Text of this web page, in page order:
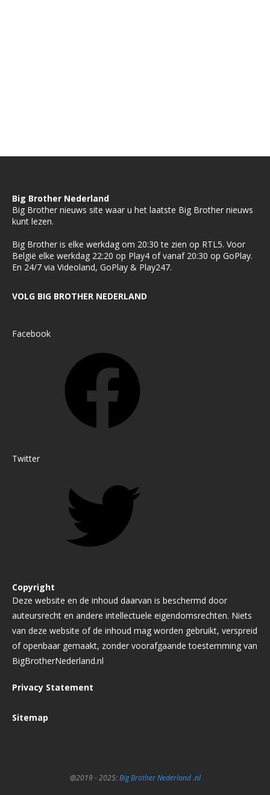
Big Brother Nederland
Big Brother nieuws site waar u het laatste Big Brother nieuws
kunt lezen.
Big Brother is elke werkdag om 20:30 te zien op RTL5. Voor
België elke werkdag 22:20 op Play4 of vanaf 20:30 op GoPlay.
En 24/7 via Videoland, GoPlay & Play247.
VOLG BIG BROTHER NEDERLAND
Facebook
Twitter
Copyright
Deze website en de inhoud daarvan is beschermd door
auteursrecht en andere intellectuele eigendomsrechten. Niets
van deze website of de inhoud mag worden gebruikt, verspreid
of openbaar gemaakt, zonder voorafgaande toestemming van
BigBrotherNederland.nl
Privacy Statement
Sitemap
@2019 - 2025:Big Brother Nederland .nl